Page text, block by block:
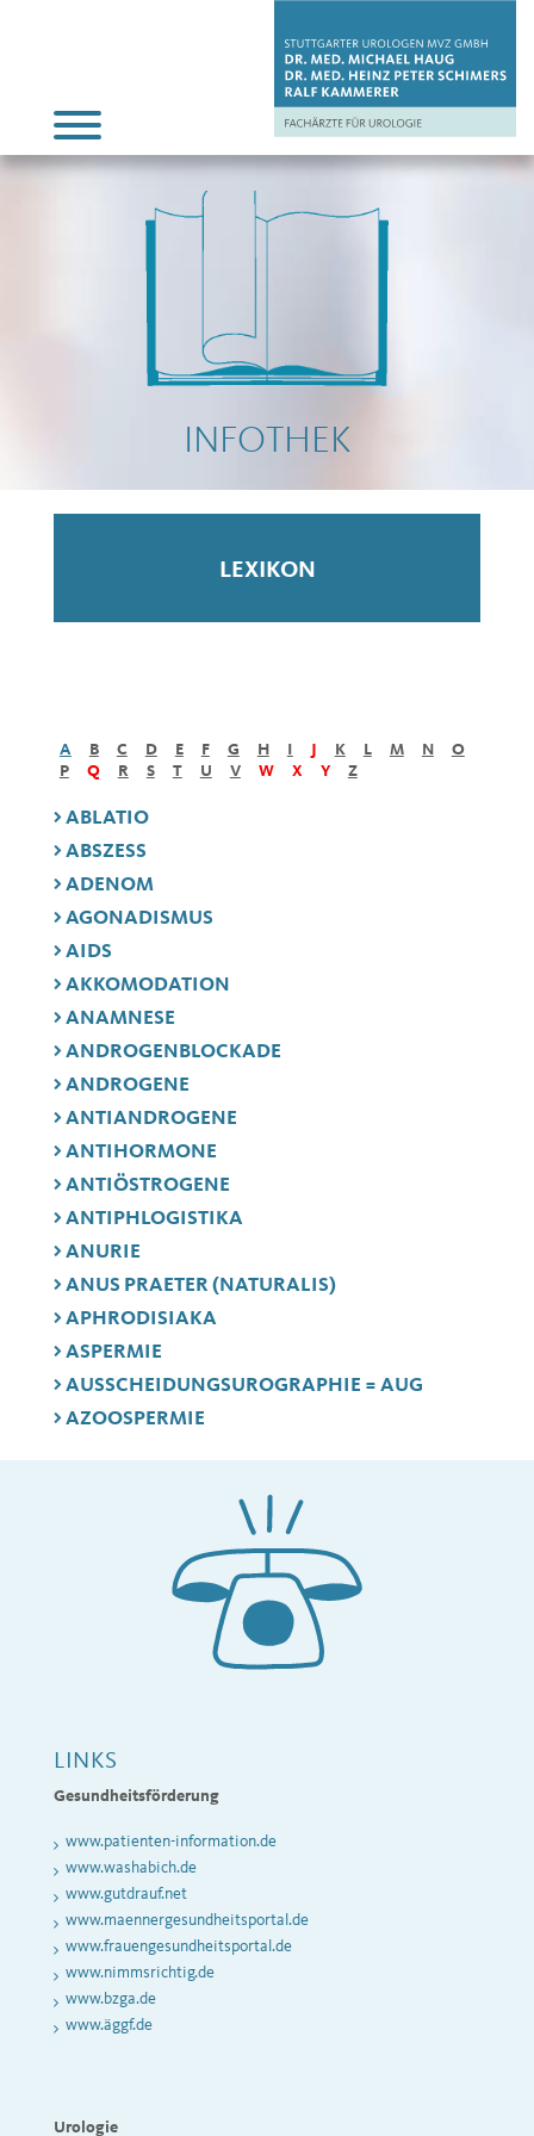
INFOTHEK
LEXIKON
A B C D E F G H K L M N
O
P
Q R S T U V W X Y Z
ABLATIO
ABSZESS
ADENOM
AGONADISMUS
AIDS
AKKOMODATION
ANAMNESE
ANDROGENBLOCKADE
ANDROGENE
ANTIANDROGENE
ANTIHORMONE
ANTIÖSTROGENE
ANTIPHLOGISTIKA
ANURIE
ANUS PRAETER (NATURALIS)
APHRODISIAKA
ASPERMIE
AUSSCHEIDUNGSUROGRAPHIE = AUG
AZOOSPERMIE
LINKS
Gesundheitsförderung
www.patienten-information.de
www.washabich.de
www.gutdrauf.net
www.maennergesundheitsportal.de
www.frauengesundheitsportal.de
www.nimmsrichtig.de
www.bzga.de
www.äggf.de
Urologie